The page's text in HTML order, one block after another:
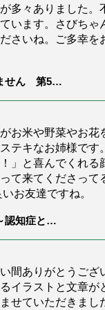
多々ありました。
います。さびちゃ
さいね。ご多幸を
せん 第500
お米や野菜やお花
テキなお姉様です
」と喜んでくれる
て来てくださって
お友達ですね。
認知症と介
）
間ありがとうござ
イラストと文章が
せていただきまし